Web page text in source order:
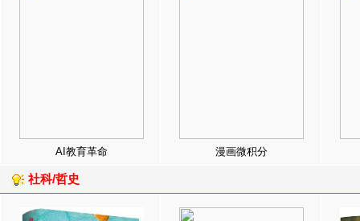
AI教育革命 漫画微积分
社科/哲史